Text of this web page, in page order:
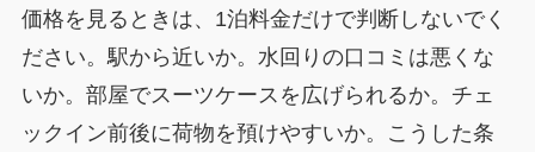
価格を見るときは、1泊料金だけで判断しないでく
ださい。駅から近いか。水回りの口コミは悪くな
いか。部屋でスーツケースを広げられるか。チェ
ックイン前後に荷物を預けやすいか。こうした条